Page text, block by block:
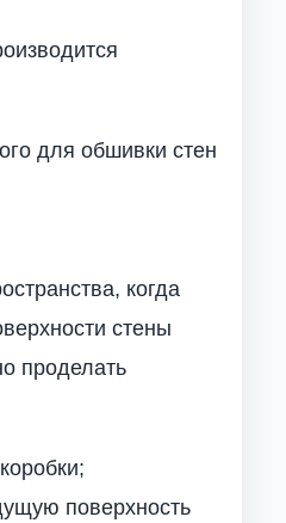
для обшивки стен
когда
стены
проделать
поверхность